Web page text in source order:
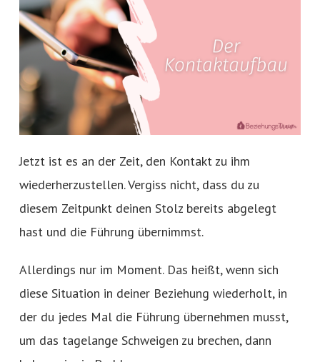
Jetzt ist es an der Zeit, den Kontakt zu ihm
wiederherzustellen. Vergiss nicht, dass du zu
diesem Zeitpunkt deinen Stolz bereits abgelegt
hast und die Führung übernimmst.
Allerdings nur im Moment. Das heißt, wenn sich
diese Situation in deiner Beziehung wiederholt, in
der du jedes Mal die Führung übernehmen musst,
um das tagelange Schweigen zu brechen, dann